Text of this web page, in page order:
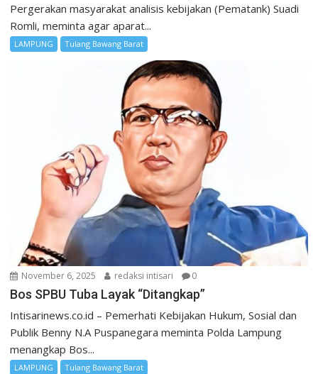
Pergerakan masyarakat analisis kebijakan (Pematank) Suadi
Romli, meminta agar aparat...
LAMPUNG Tulang Bawang Barat
November 6, 2025 redaksi intisari 0
Bos SPBU Tuba Layak “Ditangkap”
Intisarinews.co.id – Pemerhati Kebijakan Hukum, Sosial dan
Publik Benny N.A Puspanegara meminta Polda Lampung
menangkap Bos...
LAMPUNG Tulang Bawang Barat